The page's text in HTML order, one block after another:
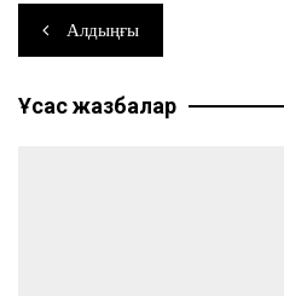
Навигация
по
записям
Алдыңғы
Ұқсас жазбалар